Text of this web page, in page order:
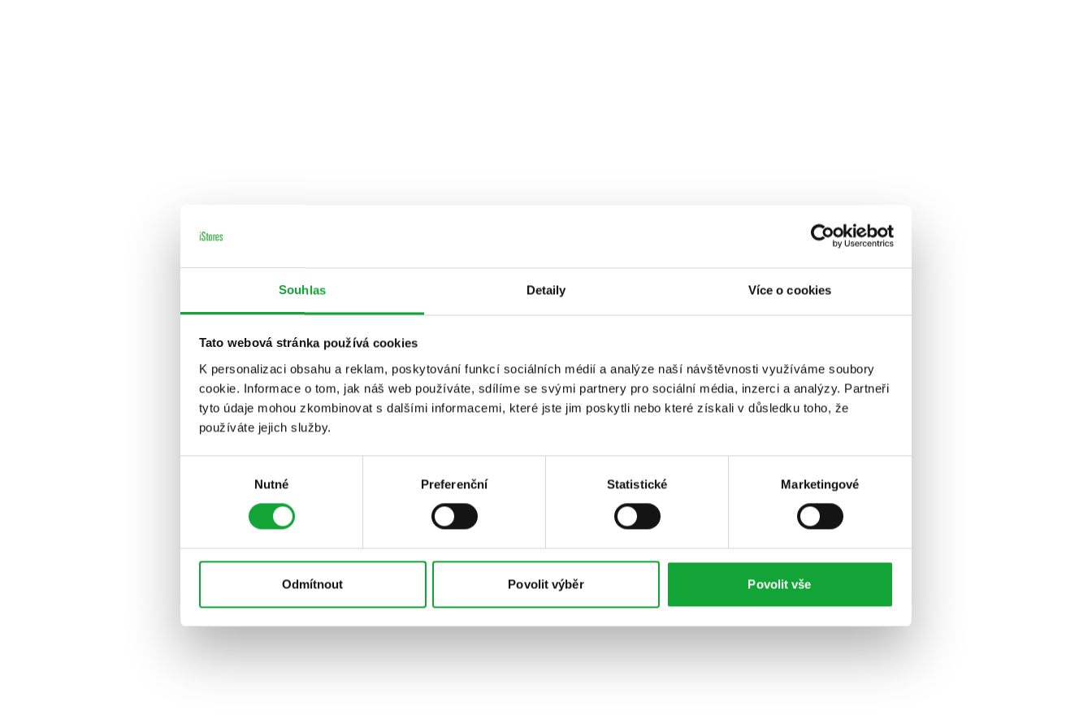
Souhlas Detaily Více o cookies
Tato webová stránka používá cookies
K personalizaci obsahu a reklam, poskytování funkcí sociálních médií a analýze naší návštěvnosti využíváme soubory
cookie. Informace o tom, jak náš web používáte, sdílíme se svými partnery pro sociální média, inzerci a analýzy. Partneři
tyto údaje mohou zkombinovat s dalšími informacemi, které jste jim poskytli nebo které získali v důsledku toho, že
používáte jejich služby.
Nutné Preferenční Statistické Marketingové
Odmítnout Povolit výběr Povolit vše